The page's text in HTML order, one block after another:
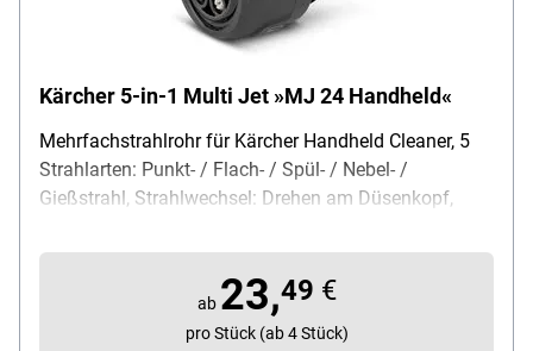
Kärcher 5-in-1 Multi Jet »MJ 24 Handheld«
Mehrfachstrahlrohr für Kärcher Handheld Cleaner, 5
Strahlarten: Punkt- / Flach- / Spül- / Nebel- /
Gießstrahl, Strahlwechsel: Drehen am Düsenkopf,
Handheld verwendbar, Farbe: schwarz
ab 23,49 €
pro Stück (ab 4 Stück)